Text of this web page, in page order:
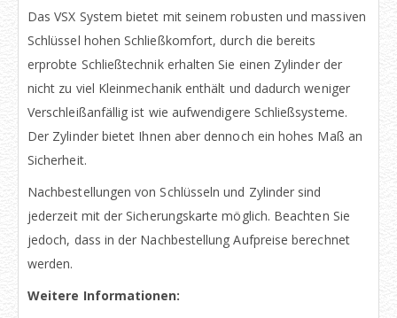
Das VSX System bietet mit seinem robusten und massiven
Schlüssel hohen Schließkomfort, durch die bereits
erprobte Schließtechnik erhalten Sie einen Zylinder der
nicht zu viel Kleinmechanik enthält und dadurch weniger
Verschleißanfällig ist wie aufwendigere Schließsysteme.
Der Zylinder bietet Ihnen aber dennoch ein hohes Maß an
Sicherheit.
Nachbestellungen von Schlüsseln und Zylinder sind
jederzeit mit der Sicherungskarte möglich. Beachten Sie
jedoch, dass in der Nachbestellung Aufpreise berechnet
werden.
Weitere Informationen: